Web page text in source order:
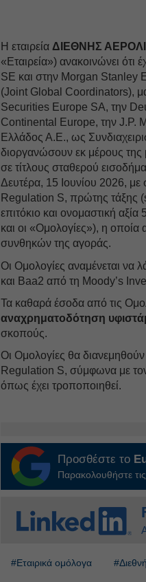
Η εταιρείαΔΙΕΘΝΗΣ
«Εταιρεία») ανακοινώνει
SE και στην Morgan Stanley
(Joint Global Coordinators),
Securities Europe SA, την
Continental Europe, την J.P.
Ελλάδος Α.Ε., ως
διοργανώσουν εκ μέρους
σε τίτλους σταθερού
Δευτέρα, 15 Ιουνίου 2026,
Regulation S, πρώτης τάξης
επιτόκιο και ονομαστική
και οι «Ομολογίες»), η
συνθηκών της αγοράς.
Οι Ομολογίες αναμένεται
και Βaa2 από τη Moody’s
Τα καθαρά έσοδα από τις
αναχρηματοδότηση
σκοπούς.
Οι Ομολογίες θα
Regulation S, σύμφωνα με
όπως έχει τροποποιηθεί.
Προσθέστε το
Παρακολουθήστε
#Εταιρικά ομόλογα